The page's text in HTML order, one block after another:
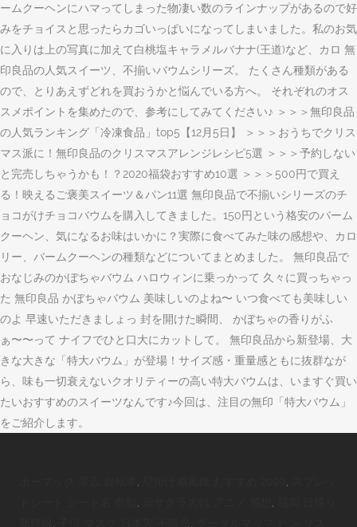
ームクーヘンにハマってしまった物凄い数のラインナップがあるので好
みをチョイスと思ったらカゴいっぱいになってしまいました。私のお気
に入りは上の写真に加えて白桃塩キャラメルバナナ(王道)など、カロ 無
印良品の人気スイーツ、不揃いバウムシリーズ。 たくさん種類がある
ので、とりあえずどれを買おうかと悩んでいる方へ。 それぞれのオス
スメポイントを集めたので、参考にしてみてください♪ ＞＞＞無印良品
の人気ランキング「冷凍食品」top5【12月5日】 ＞＞＞おうちでクリス
マス派に！無印良品のクリスマスアレンジレシピ5選 ＞＞＞予約しない
と完売しちゃうかも！？2020福袋おすすめ10選 ＞＞＞500円で買え
る！映えるご褒美スイーツ＆パン11選 無印良品で不揃いシリーズのチ
ョコがけチョコバウムを購入してきました。150円という格安のバーム
クーヘン、気になるお味はいかに？実際に食べてみた味の感想や、カロ
リー、バームクーヘンの種類などについてまとめました。 無印良品で
おなじみのかぼちゃバウム ハロウィンに乗っかって 久々に買っちゃっ
た 無印良品 かぼちゃバウム 美味しいのよね〜 いつ食べても美味しい
のよ 早速いただきましょっ 封を開けた瞬間、 かぼちゃの香りがふ
ぁ〜〜って ナイフでひと口大にカットして。 無印良品から新登場、大
きな大きな「特大バウム」が登場！サイズ感・重量感ともに抜群なが
ら、味も一切衰えないクオリティーの高い特大バウムは、いますぐ買い
たいおすすめのスイーツなんです♪今回は、注目の無印「特大バウム」
をご紹介します。